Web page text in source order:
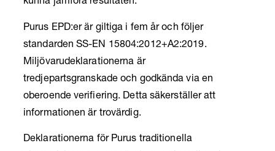
kunna jämföra resultaten.
Purus EPD:er är giltiga i fem år och följer
standarden SS-­EN 15804:2012+A2:2019.
Miljövarudeklarationerna är
tredjepartsgranskade och godkända via en
oberoende verifiering. Detta säkerställer att
informationen är trovärdig.
Deklarationerna för Purus traditionella